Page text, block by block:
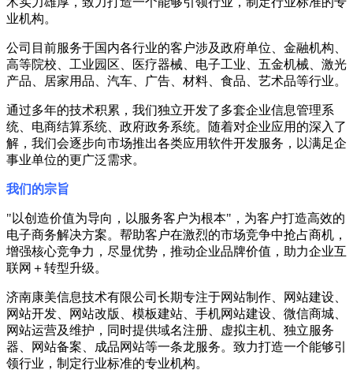
业机构。
公司目前服务于国内各行业的客户涉及政府单位、金融机构、
高等院校、工业园区、医疗器械、电子工业、五金机械、激光
产品、居家用品、汽车、广告、材料、食品、艺术品等行业。
通过多年的技术积累，我们独立开发了多套企业信息管理系
统、电商结算系统、政府政务系统。随着对企业应用的深入了
解，我们会逐步向市场推出各类应用软件开发服务，以满足企
事业单位的更广泛需求。
我们的宗旨
"以创造价值为导向，以服务客户为根本"，为客户打造高效的
电子商务解决方案。帮助客户在激烈的市场竞争中抢占商机，
增强核心竞争力，尽显优势，推动企业品牌价值，助力企业互
联网＋转型升级。
济南康美信息技术有限公司长期专注于网站制作、网站建设、
网站开发、网站改版、模板建站、手机网站建设、微信商城、
网站运营及维护，同时提供域名注册、虚拟主机、独立服务
器、网站备案、成品网站等一条龙服务。致力打造一个能够引
领行业，制定行业标准的专业机构。